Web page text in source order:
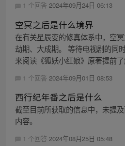
1 个回答 2024年09月24日 06:13
空冥之后是什么境界
在有关星辰变的修真体系中，空
劫期、大成期。 等待电视剧的同
来阅读《狐妖小红娘》原著提前了
1 个回答 2024年09月01日 08:53
西行纪年番之后是什么
截至目前所获取的信息中，未提
内容。
1 个回答 2024年08月25日 05:48